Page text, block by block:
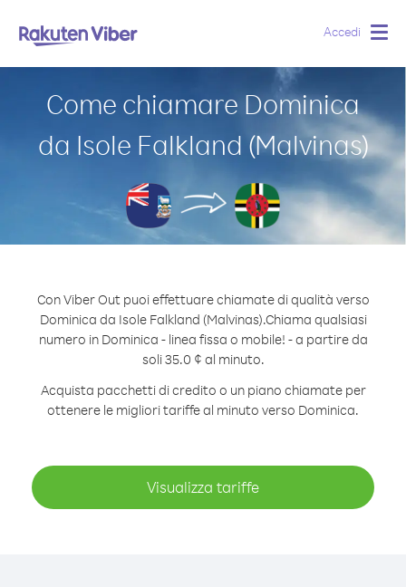
Accedi
Come chiamare Dominica
da Isole Falkland (Malvinas)
Con Viber Out puoi effettuare chiamate di qualità verso
Dominica da Isole Falkland (Malvinas).Chiama qualsiasi
numero in Dominica - linea fissa o mobile! - a partire da
soli 35.0 ¢ al minuto.
Acquista pacchetti di credito o un piano chiamate per
ottenere le migliori tariffe al minuto verso Dominica.
Visualizza tariffe